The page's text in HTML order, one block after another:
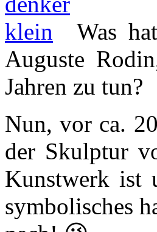
Was hat
Auguste
Jahren zu tun?
Nun, vor ca.
der Skulptur
Kunstwerk ist
symbolisches